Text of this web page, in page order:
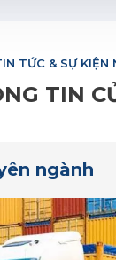
TỨC & SỰ KIỆN
TIN
ngành